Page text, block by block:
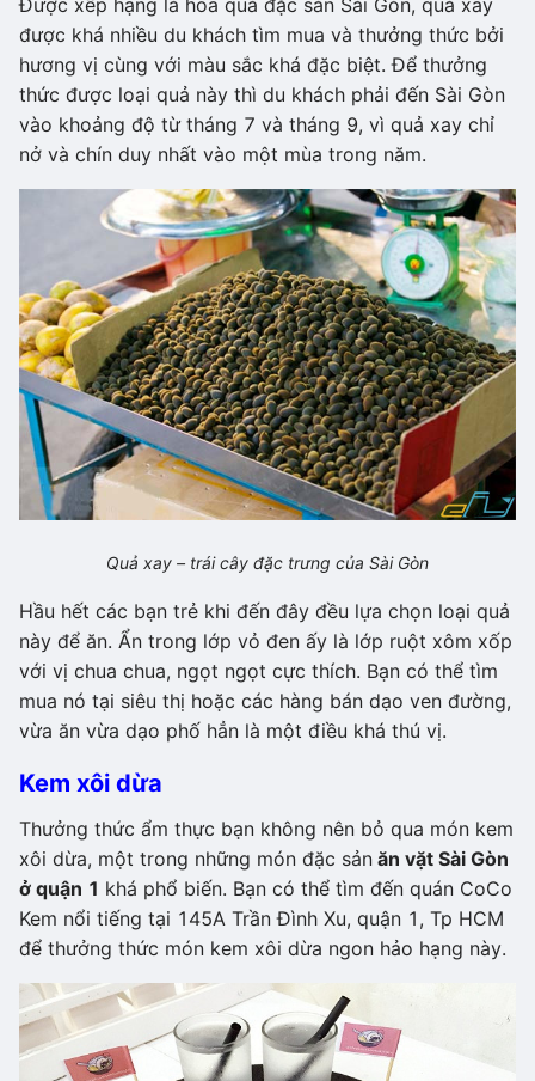
được khá nhiều du khách tìm mua và thưởng thức bởi
hương vị cùng với màu sắc khá đặc biệt. Để thưởng
thức được loại quả này thì du khách phải đến Sài Gòn
vào khoảng độ từ tháng 7 và tháng 9, vì quả xay chỉ
nở và chín duy nhất vào một mùa trong năm.
Quả xay – trái cây đặc trưng của Sài Gòn
Hầu hết các bạn trẻ khi đến đây đều lựa chọn loại quả
này để ăn. Ẩn trong lớp vỏ đen ấy là lớp ruột xôm xốp
với vị chua chua, ngọt ngọt cực thích. Bạn có thể tìm
mua nó tại siêu thị hoặc các hàng bán dạo ven đường,
vừa ăn vừa dạo phố hẳn là một điều khá thú vị.
Kem xôi dừa
Thưởng thức ẩm thực bạn không nên bỏ qua món kem
xôi dừa, một trong những món đặc sản ăn vặt Sài Gòn
ở quận 1 khá phổ biến. Bạn có thể tìm đến quán CoCo
Kem nổi tiếng tại 145A Trần Đình Xu, quận 1, Tp HCM
để thưởng thức món kem xôi dừa ngon hảo hạng này.